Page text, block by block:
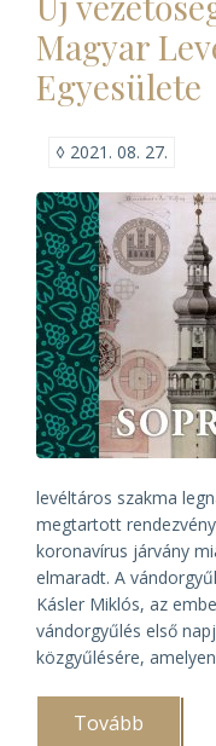
Magyar
Egyesülete
◊ 2021. 08. 27.
levéltáros szakma
megtartott
koronavírus járvány
elmaradt. A
Kásler Miklós, az
vándorgyűlés első
közgyűlésére,
Tovább